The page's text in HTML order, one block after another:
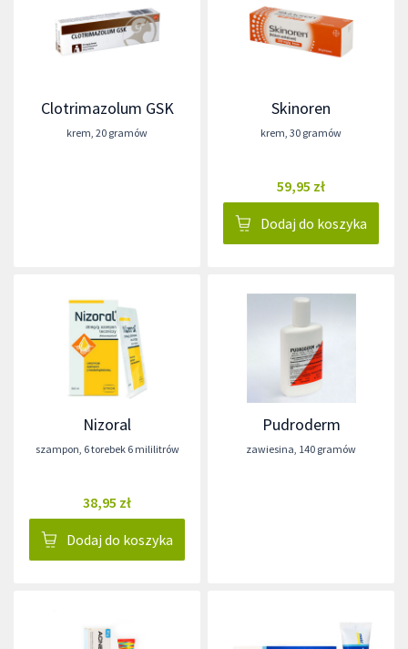
Clotrimazolum GSK
krem 20 gramów
Skinoren
krem 30 gramów
59,95 zł
Dodaj do koszyka
Nizoral
szampon 6 torebek 6 mililitrów
38,95 zł
Dodaj do koszyka
Pudroderm
zawiesina 140 gramów